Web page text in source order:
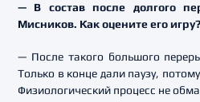
— В состав после долгого
Мисников. Как оцените его игру?
— После такого большого
Только в конце дали паузу,
Физиологический процесс не